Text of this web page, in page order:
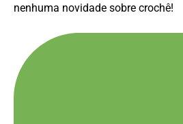
nenhuma novidade sobre crochê!